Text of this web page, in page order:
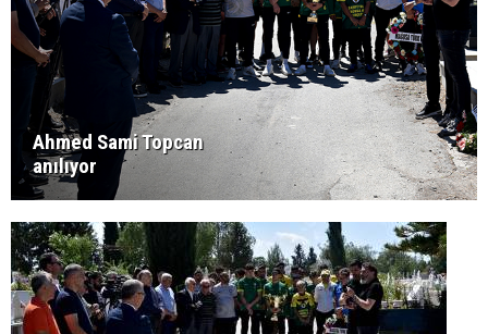
Ahmed Sami Topcan
anılıyor